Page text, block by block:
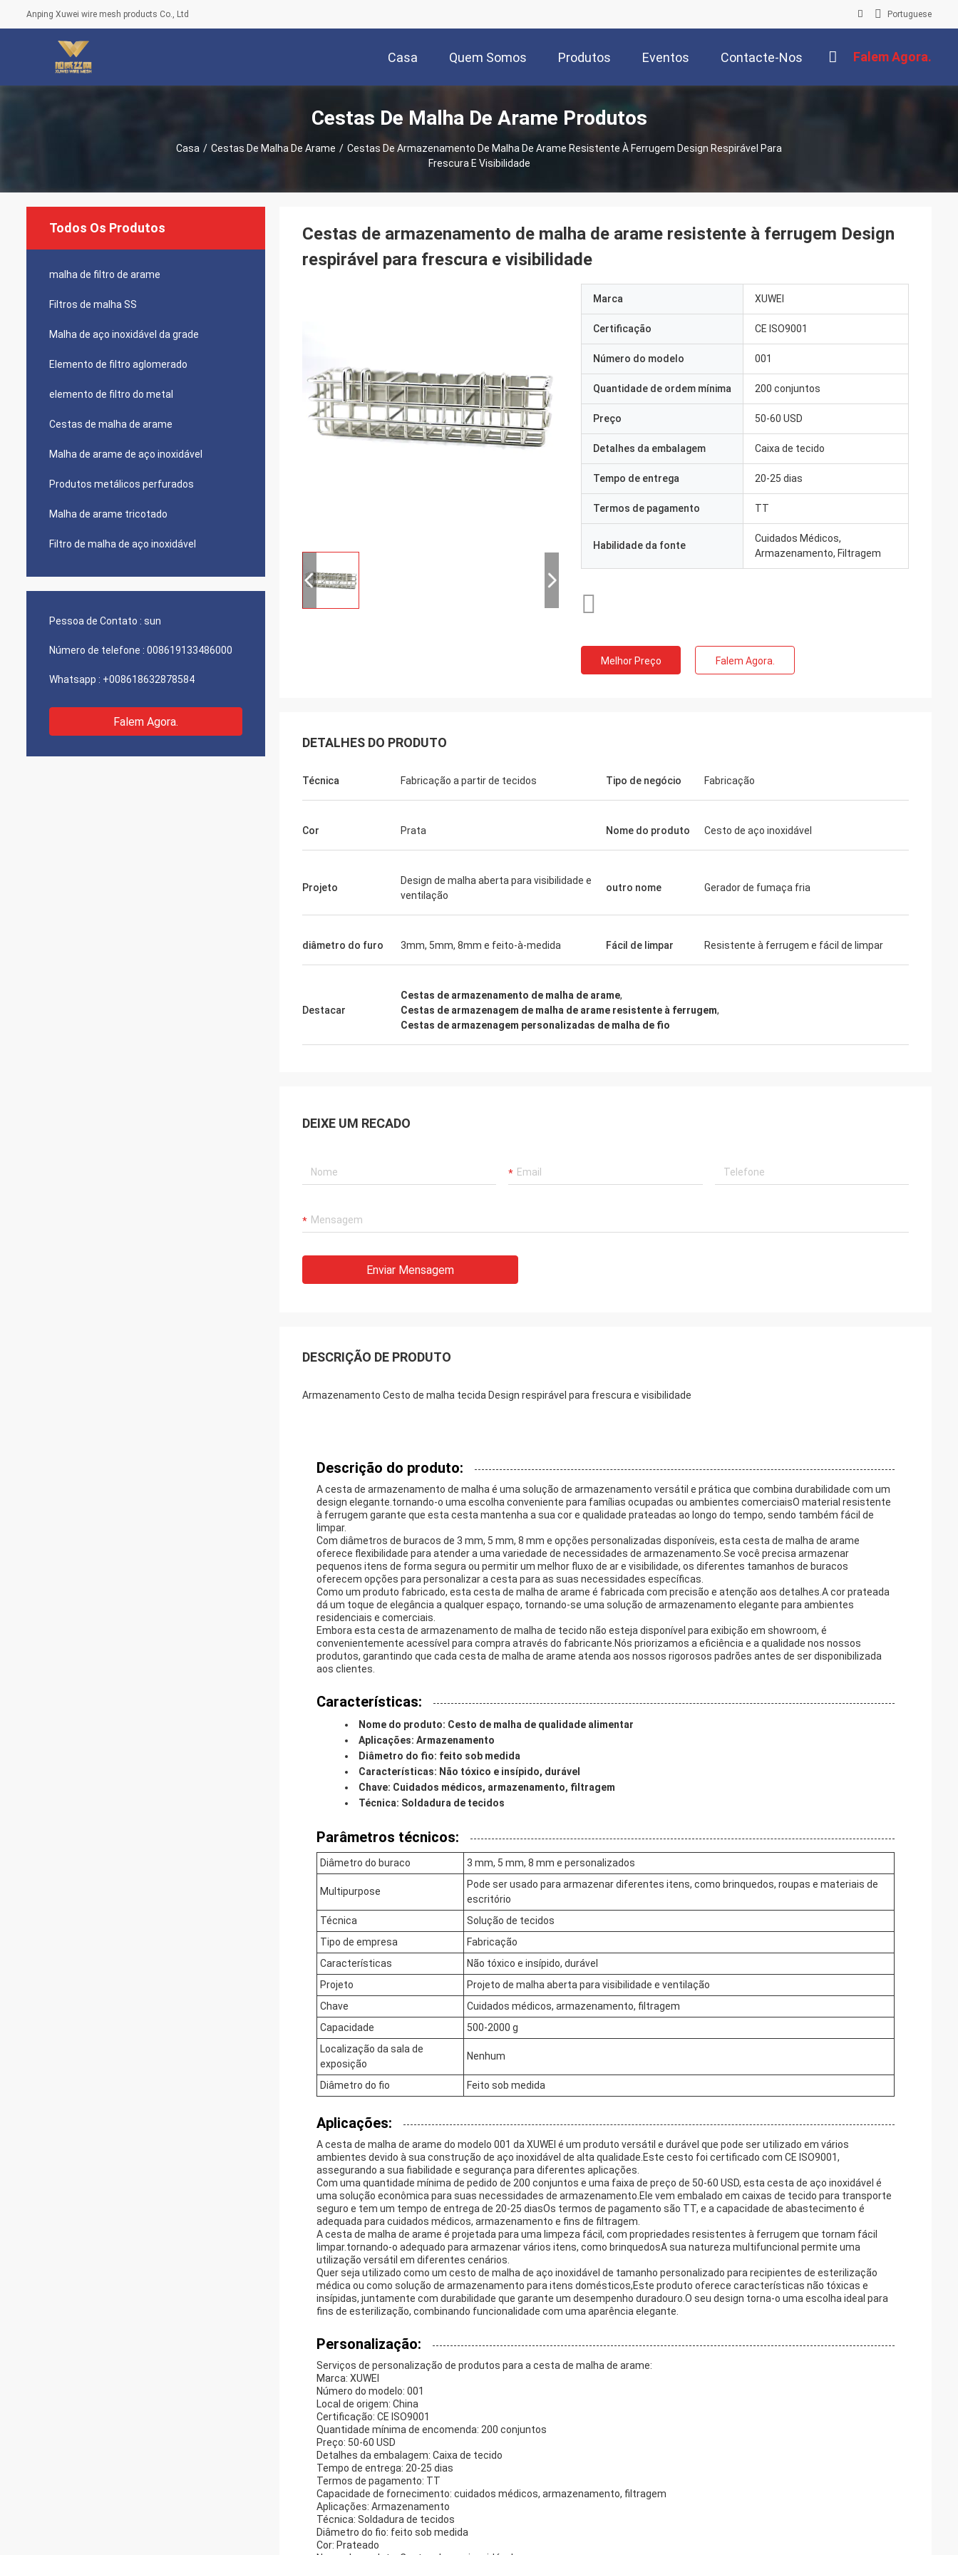
Anping Xuwei wire mesh products Co., Ltd Portuguese
Casa Quem Somos Produtos Eventos Contacte-Nos Falem Agora.
Cestas De Malha De Arame Produtos
Casa / Cestas De Malha De Arame / Cestas De Armazenamento De Malha De Arame Resistente À Ferrugem Design Respirável Para
Frescura E Visibilidade
Todos Os Produtos
malha de filtro de arame
Filtros de malha SS
Malha de aço inoxidável da grade
Elemento de filtro aglomerado
elemento de filtro do metal
Cestas de malha de arame
Malha de arame de aço inoxidável
Produtos metálicos perfurados
Malha de arame tricotado
Filtro de malha de aço inoxidável
Pessoa de Contato : sun
Número de telefone : 008619133486000
Whatsapp : +008618632878584
Falem Agora.
Cestas de armazenamento de malha de arame resistente à ferrugem Design
respirável para frescura e visibilidade
Marca XUWEI
Certificação CE ISO9001
Número do modelo 001
Quantidade de ordem mínima 200 conjuntos
Preço 50-60 USD
Detalhes da embalagem Caixa de tecido
Tempo de entrega 20-25 dias
Termos de pagamento TT
Habilidade da fonte
Cuidados Médicos,
Armazenamento, Filtragem
Melhor Preço Falem Agora.
DETALHES DO PRODUTO
Técnica Fabricação a partir de tecidos Tipo de negócio Fabricação
Cor Prata Nome do produto Cesto de aço inoxidável
Projeto
Design de malha aberta para visibilidade e
ventilação
outro nome Gerador de fumaça fria
diâmetro do furo 3mm, 5mm, 8mm e feito-à-medida Fácil de limpar Resistente à ferrugem e fácil de limpar
Destacar
Cestas de armazenamento de malha de arame,
Cestas de armazenagem de malha de arame resistente à ferrugem,
Cestas de armazenagem personalizadas de malha de fio
DEIXE UM RECADO
Enviar Mensagem
DESCRIÇÃO DE PRODUTO
Armazenamento Cesto de malha tecida Design respirável para frescura e visibilidade
Descrição do produto:
A cesta de armazenamento de malha é uma solução de armazenamento versátil e prática que combina durabilidade com um
design elegante.tornando-o uma escolha conveniente para famílias ocupadas ou ambientes comerciaisO material resistente
à ferrugem garante que esta cesta mantenha a sua cor e qualidade prateadas ao longo do tempo, sendo também fácil de
limpar.
Com diâmetros de buracos de 3 mm, 5 mm, 8 mm e opções personalizadas disponíveis, esta cesta de malha de arame
oferece flexibilidade para atender a uma variedade de necessidades de armazenamento.Se você precisa armazenar
pequenos itens de forma segura ou permitir um melhor fluxo de ar e visibilidade, os diferentes tamanhos de buracos
oferecem opções para personalizar a cesta para as suas necessidades específicas.
Como um produto fabricado, esta cesta de malha de arame é fabricada com precisão e atenção aos detalhes.A cor prateada
dá um toque de elegância a qualquer espaço, tornando-se uma solução de armazenamento elegante para ambientes
residenciais e comerciais.
Embora esta cesta de armazenamento de malha de tecido não esteja disponível para exibição em showroom, é
convenientemente acessível para compra através do fabricante.Nós priorizamos a eficiência e a qualidade nos nossos
produtos, garantindo que cada cesta de malha de arame atenda aos nossos rigorosos padrões antes de ser disponibilizada
aos clientes.
Características:
Nome do produto: Cesto de malha de qualidade alimentar
Aplicações: Armazenamento
Diâmetro do fio: feito sob medida
Características: Não tóxico e insípido, durável
Chave: Cuidados médicos, armazenamento, filtragem
Técnica: Soldadura de tecidos
Parâmetros técnicos:
Diâmetro do buraco 3 mm, 5 mm, 8 mm e personalizados
Multipurpose
Pode ser usado para armazenar diferentes itens, como brinquedos, roupas e materiais de
escritório
Técnica
Solução de tecidos
Tipo de empresa
Fabricação
Características
Não tóxico e insípido, durável
Projeto
Projeto de malha aberta para visibilidade e ventilação
Chave
Cuidados médicos, armazenamento, filtragem
Capacidade
500-2000 g
Localização da sala de
exposição
Nenhum
Diâmetro do fio Feito sob medida
Aplicações:
A cesta de malha de arame do modelo 001 da XUWEI é um produto versátil e durável que pode ser utilizado em vários
ambientes devido à sua construção de aço inoxidável de alta qualidade.Este cesto foi certificado com CE ISO9001,
assegurando a sua fiabilidade e segurança para diferentes aplicações.
Com uma quantidade mínima de pedido de 200 conjuntos e uma faixa de preço de 50-60 USD, esta cesta de aço inoxidável é
uma solução econômica para suas necessidades de armazenamento.Ele vem embalado em caixas de tecido para transporte
seguro e tem um tempo de entrega de 20-25 diasOs termos de pagamento são TT, e a capacidade de abastecimento é
adequada para cuidados médicos, armazenamento e fins de filtragem.
A cesta de malha de arame é projetada para uma limpeza fácil, com propriedades resistentes à ferrugem que tornam fácil
limpar.tornando-o adequado para armazenar vários itens, como brinquedosA sua natureza multifuncional permite uma
utilização versátil em diferentes cenários.
Quer seja utilizado como um cesto de malha de aço inoxidável de tamanho personalizado para recipientes de esterilização
médica ou como solução de armazenamento para itens domésticos,Este produto oferece características não tóxicas e
insípidas, juntamente com durabilidade que garante um desempenho duradouro.O seu design torna-o uma escolha ideal para
fins de esterilização, combinando funcionalidade com uma aparência elegante.
Personalização:
Serviços de personalização de produtos para a cesta de malha de arame:
Marca: XUWEI
Número do modelo: 001
Local de origem: China
Certificação: CE ISO9001
Quantidade mínima de encomenda: 200 conjuntos
Preço: 50-60 USD
Detalhes da embalagem: Caixa de tecido
Tempo de entrega: 20-25 dias
Termos de pagamento: TT
Capacidade de fornecimento: cuidados médicos, armazenamento, filtragem
Aplicações: Armazenamento
Técnica: Soldadura de tecidos
Diâmetro do fio: feito sob medida
Cor: Prateado